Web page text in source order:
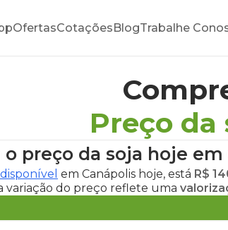
OfertasCotaçõesBlogTrabalhe
Preço da
o preço da soja hoje em
em Canápolis hoje, está R$
variação do preço reflete uma